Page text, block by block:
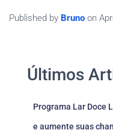
Published by Bruno on
Últimos
Programa Lar Doce
e aumente suas